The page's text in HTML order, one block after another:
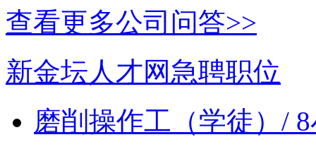
查看更多公司问答>>
新金坛人才网急聘职位
磨削操作工（学徒）/